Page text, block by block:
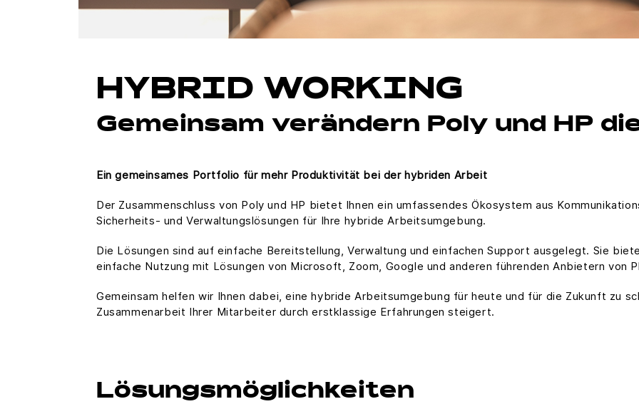
HYBRID WORKING
Gemeinsam verändern Poly und HP
Ein gemeinsames Portfolio für mehr Produktivität bei der hybriden Arbeit
Der Zusammenschluss von Poly und HP bietet Ihnen ein umfassendes Ökosystem aus
Sicherheits- und Verwaltungslösungen für Ihre hybride Arbeitsumgebung.
Die Lösungen sind auf einfache Bereitstellung, Verwaltung und einfachen Support ausgelegt. Sie
einfache Nutzung mit Lösungen von Microsoft, Zoom, Google und anderen führenden Anbietern von
Gemeinsam helfen wir Ihnen dabei, eine hybride Arbeitsumgebung für heute und für die Zukunft zu
Zusammenarbeit Ihrer Mitarbeiter durch erstklassige Erfahrungen steigert.
Lösungsmöglichkeiten